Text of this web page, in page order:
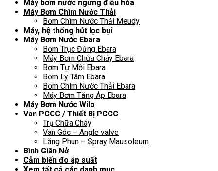
Máy bơm nước ngưng điều hòa
Máy Bơm Chìm Nước Thải
Bơm Chìm Nước Thải Meudy
Máy, hệ thống hút lọc bụi
Máy Bơm Nước Ebara
Bơm Trục Đứng Ebara
Máy Bơm Chữa Cháy Ebara
Bơm Tự Mồi Ebara
Bơm Ly Tâm Ebara
Bơm Chìm Nước Thải Ebara
Máy Bơm Tăng Áp Ebara
Máy Bơm Nước Wilo
Van PCCC / Thiết Bị PCCC
Trụ Chữa Cháy
Van Góc – Angle valve
Lăng Phun – Spray Mausoleum
Bình Giãn Nở
Cảm biến đo áp suất